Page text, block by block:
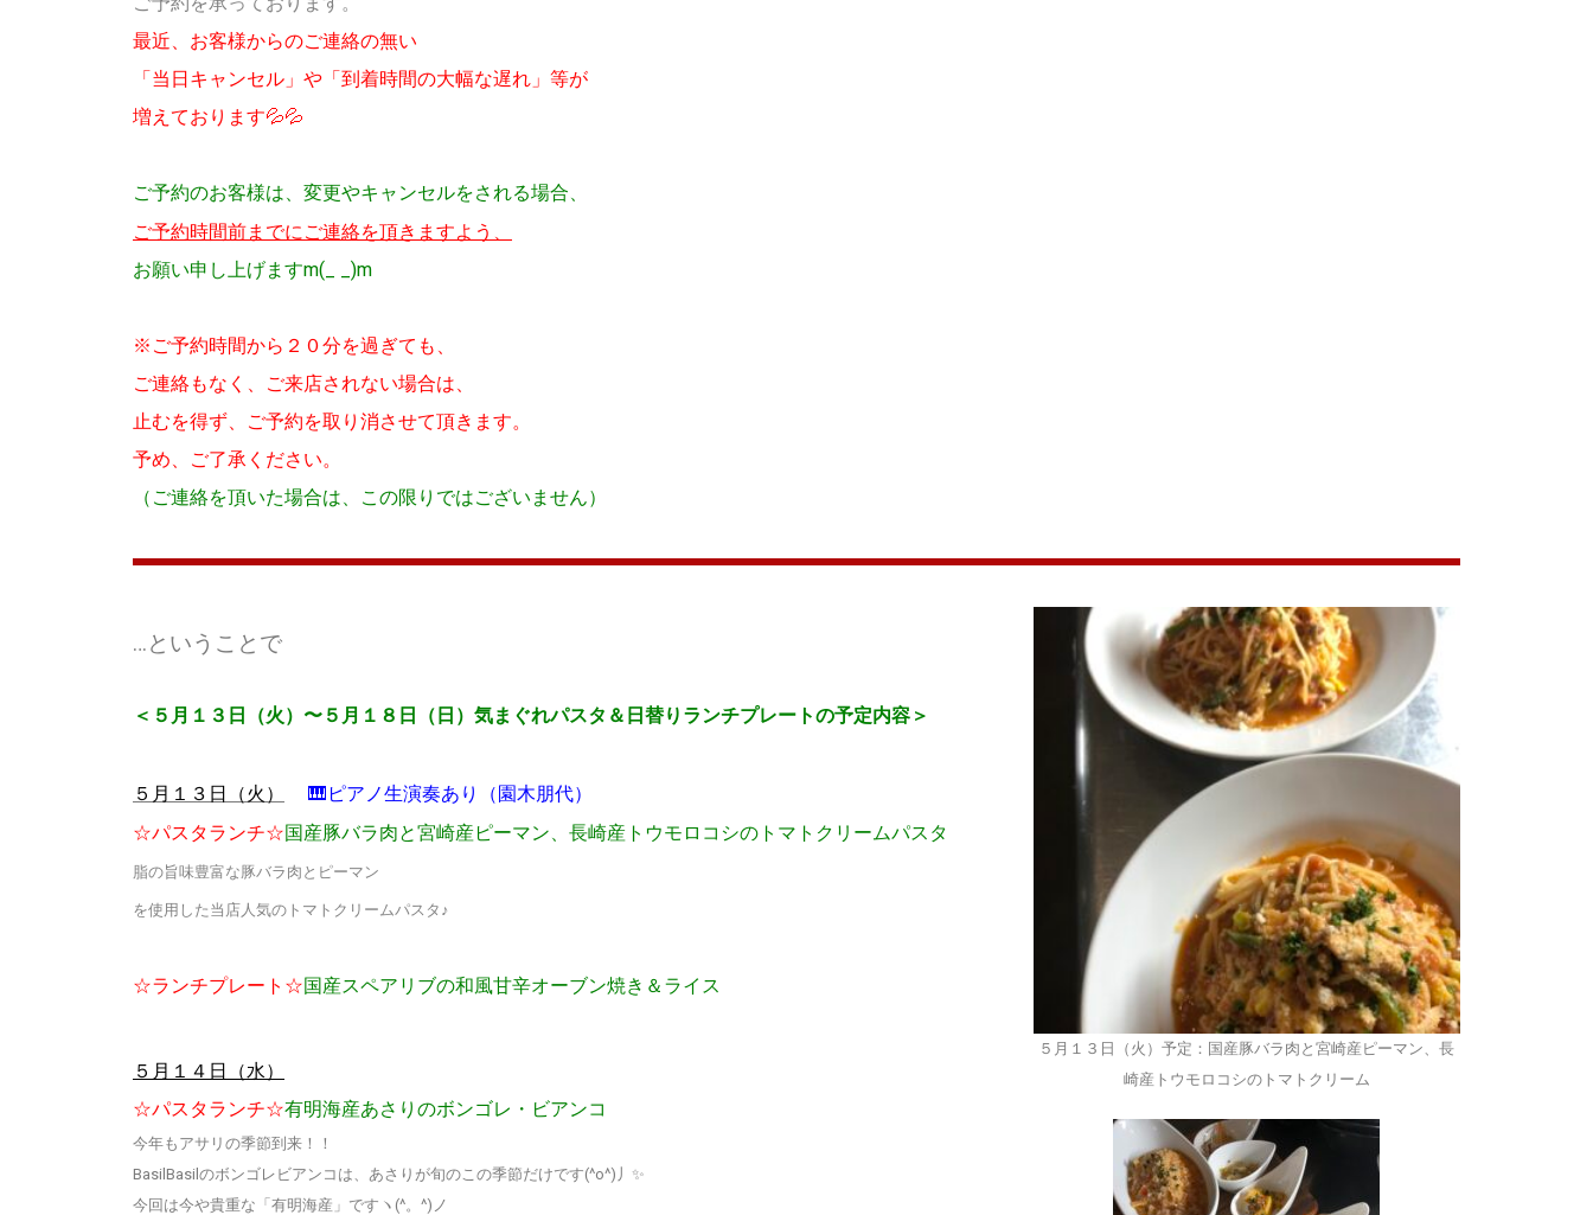
最近、お客様からのご連絡の無い
「当日キャンセル」や「到着時間の大幅な遅れ」等が
増えております💦💦
ご予約のお客様は、変更やキャンセルをされる場合、
ご予約時間前までにご連絡を頂きますよう、
お願い申し上げますm(_ _)m
※ご予約時間から２０分を過ぎても、
ご連絡もなく、ご来店されない場合は、
止むを得ず、ご予約を取り消させて頂きます。
予め、ご了承ください。
（ご連絡を頂いた場合は、この限りではございません）
…ということで
＜５月１３日（火）〜５月１８日（日）気まぐれパスタ＆日替りランチプレートの予定内容＞
５月１３日（火）
🎹ピアノ生演奏あり（園木朋代）
☆パスタランチ☆国産豚バラ肉と宮崎産ピーマン、長崎産トウモロコシのトマトクリームパスタ
脂の旨味豊富な豚バラ肉とピーマン
を使用した当店人気のトマトクリームパスタ♪
☆ランチプレート☆国産スペアリブの和風甘辛オーブン焼き＆ライス
５月１４日（水）
☆パスタランチ☆有明海産あさりのボンゴレ・ビアンコ
今年もアサリの季節到来！！
BasilBasilのボンゴレビアンコは、あさりが旬のこの季節だけです(^o^)丿✨
今回は今や貴重な「有明海産」ですヽ(^。^)ノ
５月１３日（火）予定：国産豚バラ肉と宮崎産ピーマン、長
崎産トウモロコシのトマトクリーム